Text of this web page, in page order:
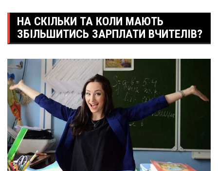
НА СКІЛЬКИ ТА КОЛИ МАЮТЬ
ЗБІЛЬШИТИСЬ ЗАРПЛАТИ ВЧИТЕЛІВ?